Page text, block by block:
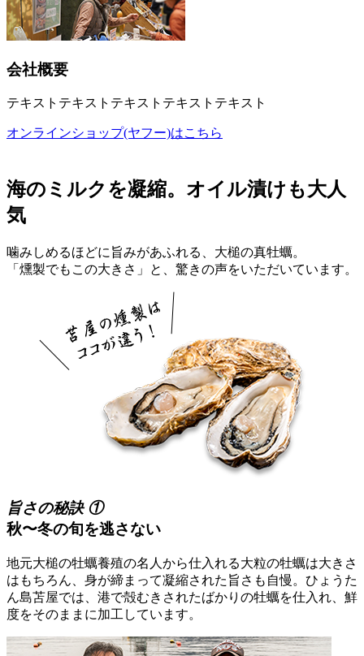
会社概要
テキストテキストテキストテキストテキスト
オンラインショップ(ヤフー)はこちら
海のミルクを凝縮。オイル漬けも大人
気
噛みしめるほどに旨みがあふれる、大槌の真牡蠣。
「燻製でもこの大きさ」と、驚きの声をいただいています。
旨さの秘訣 ①
秋〜冬の旬を逃さない
地元大槌の牡蠣養殖の名人から仕入れる大粒の牡蠣は大きさ
はもちろん、身が締まって凝縮された旨さも自慢。ひょうた
ん島苫屋では、港で殻むきされたばかりの牡蠣を仕入れ、鮮
度をそのままに加工しています。